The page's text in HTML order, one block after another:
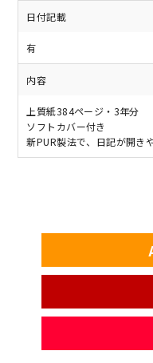
日付記載
有
内容
上質紙384ページ・3年分
ソフトカバー付き
新PUR製法で、日記が開き